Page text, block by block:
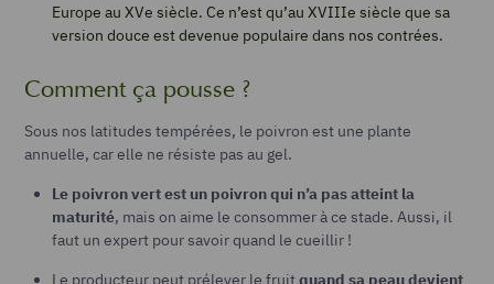
Europe au XVe siècle. Ce n’est qu’au XVIIIe siècle que sa
version douce est devenue populaire dans nos contrées.
Comment ça pousse ?
Sous nos latitudes tempérées, le poivron est une plante
annuelle, car elle ne résiste pas au gel.
Le poivron vert est un poivron qui n’a pas atteint la
maturité, mais on aime le consommer à ce stade. Aussi, il
faut un expert pour savoir quand le cueillir !
Le producteur peut prélever le fruitquand sa peau devient